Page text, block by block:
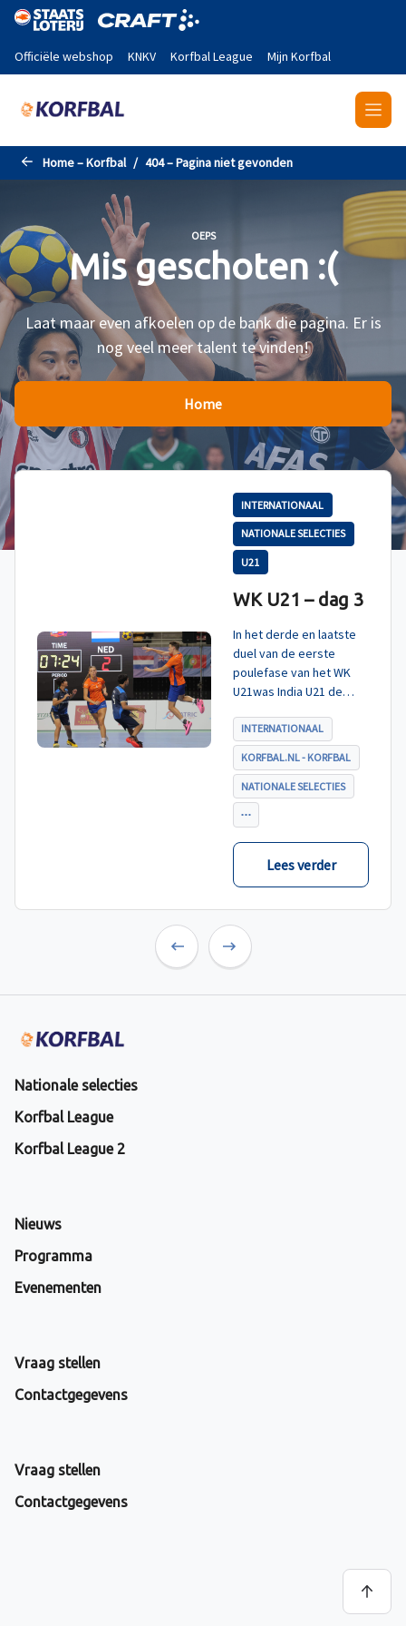
Naar de hoofdinhoud gaan
Officiële webshop KNKV Korfbal League Mijn Korfbal
Home – Korfbal 404 – Pagina niet gevonden
OEPS
Mis geschoten :(
Laat maar even afkoelen op de bank die pagina. Er is
nog veel meer talent te vinden!
Home
INTERNATIONAAL
NATIONALE SELECTIES
U21
WK U21 – dag 3
In het derde en laatste
duel van de eerste
poulefase van het WK
U21was India U21 de
verwacht werd ook dit
duel met ruime cijfers
gewonnen en daarmee
eindigt Nederland U21
als koploper in poule A.
INTERNATIONAAL
KORFBAL.NL - KORFBAL
NATIONALE SELECTIES
Lees verder
Nationale selecties
Korfbal League
Korfbal League 2
Nieuws
Programma
Evenementen
Vraag stellen
Contactgegevens
Vraag stellen
Contactgegevens